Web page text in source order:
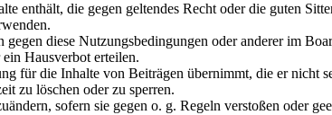
enthält, die gegen geltendes Recht oder die guten
diese Nutzungsbedingungen oder anderer im
Hausverbot erteilen.
für die Inhalte von Beiträgen übernimmt, die er nicht
zu löschen oder zu sperren.
sofern sie gegen o. g. Regeln verstoßen oder